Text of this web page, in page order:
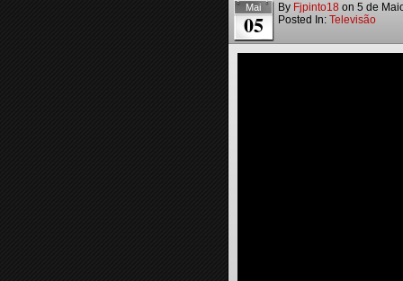
Mai
05
By Fjpinto18 on 5 de
Posted In: Televisão